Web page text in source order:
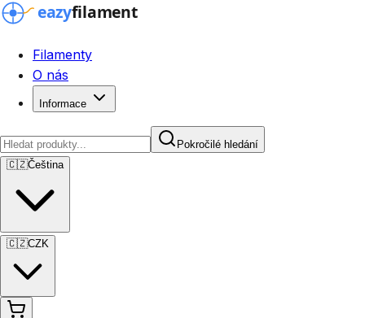
Filamenty
O nás
Informace
Pokročilé hledání
🇨🇿Čeština
🇨🇿CZK